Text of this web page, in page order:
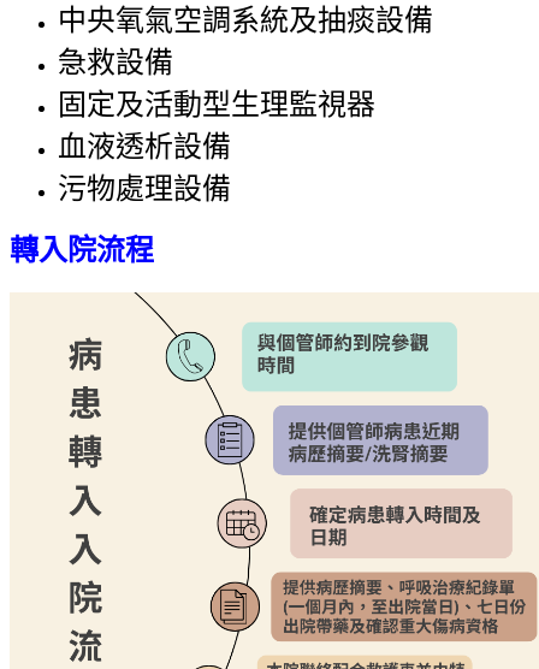
中央氧氣空調系統及抽痰設備
急救設備
固定及活動型生理監視器
血液透析設備
污物處理設備
轉入院流程